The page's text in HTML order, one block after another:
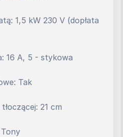
1,5 kW 230 V (dopłata
16 A, 5 - stykowa
Tak
21 cm
Tony